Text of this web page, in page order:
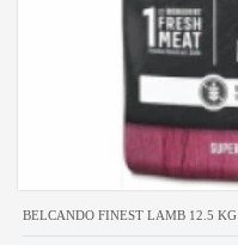
BELCANDO FINEST LAMB 12.5 KG